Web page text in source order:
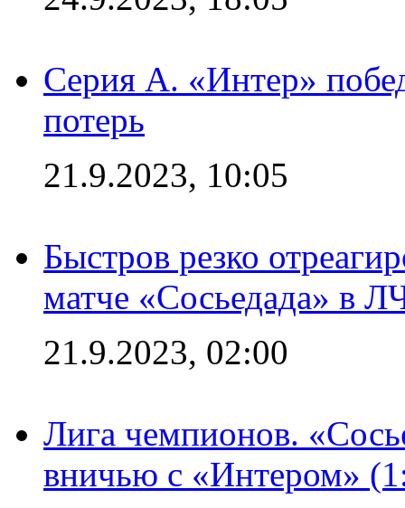
Серия А. «Интер»
потерь
21.9.2023, 10:05
Быстров резко
матче «Сосьедада» в
21.9.2023, 02:00
Лига чемпионов.
вничью с «Интером»